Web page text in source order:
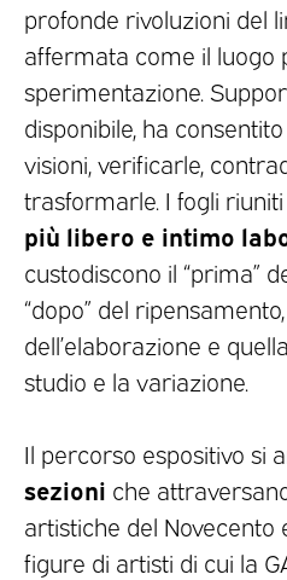
profonde rivoluzioni del
affermata come il luogo
sperimentazione.
disponibile, ha
visioni, verificarle,
trasformarle. I fogli
più libero e intimo
custodiscono il “prima”
“dopo” del
dell’elaborazione e
studio e la variazione.
Il percorso espositivo si
sezioni che
artistiche del Novecento
figure di artisti di cui la